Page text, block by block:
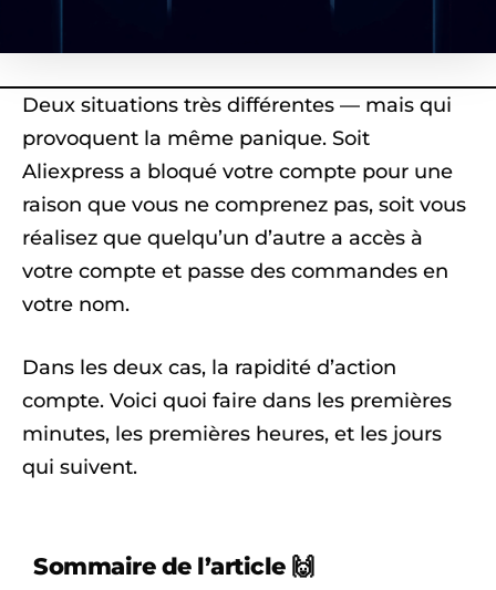
Deux situations très différentes — mais qui
provoquent la même panique. Soit
Aliexpress a bloqué votre compte pour une
raison que vous ne comprenez pas, soit vous
réalisez que quelqu’un d’autre a accès à
votre compte et passe des commandes en
votre nom.
Dans les deux cas, la rapidité d’action
compte. Voici quoi faire dans les premières
minutes, les premières heures, et les jours
qui suivent.
Sommaire de l’article 🙌